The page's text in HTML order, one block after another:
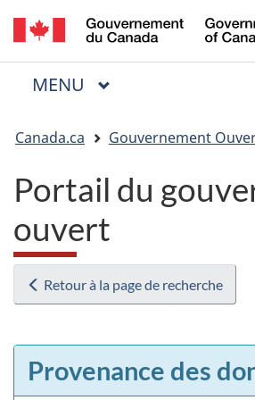
Passer
au
Passer
à
« Au
Passer
à
la
Menu
MENU PRINCIPAL
êtes
ici
Canada.ca Gouvernement
Portail du
ouvert
Retour à la page de recherche
Provenance des